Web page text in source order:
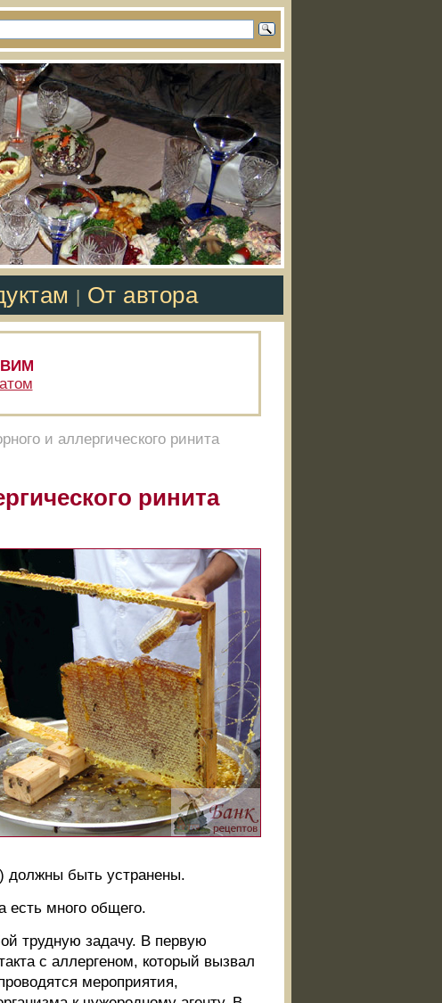
От автора
и аллергического ринита
ринита
должны быть устранены.
есть много общего.
трудную задачу. В первую
с аллергеном, который вызвал
мероприятия,